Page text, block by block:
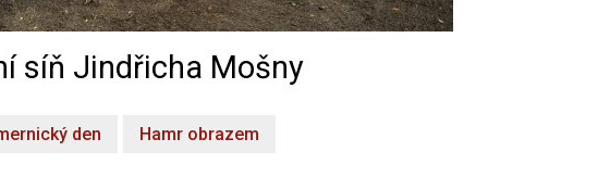
síň Jindřicha Mošny
den Hamr obrazem